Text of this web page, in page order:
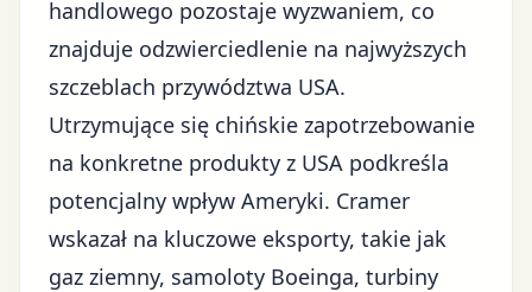
handlowego pozostaje wyzwaniem, co
znajduje odzwierciedlenie na najwyższych
szczeblach przywództwa USA.
Utrzymujące się chińskie zapotrzebowanie
na konkretne produkty z USA podkreśla
potencjalny wpływ Ameryki. Cramer
wskazał na kluczowe eksporty, takie jak
gaz ziemny, samoloty Boeinga, turbiny